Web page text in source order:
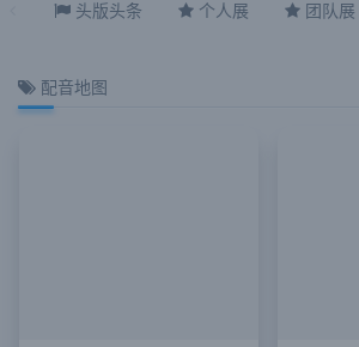
头版头条 个人展 团队展
配音地图